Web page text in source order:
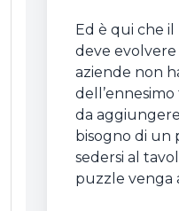
Ed è qui che il
deve
aziende non
da
bisogno di un
sedersi al
puzzle venga